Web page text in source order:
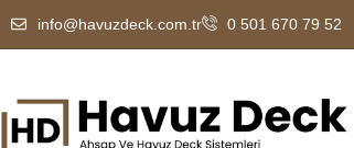
info@havuzdeck.com.tr 0 501 670 79 52